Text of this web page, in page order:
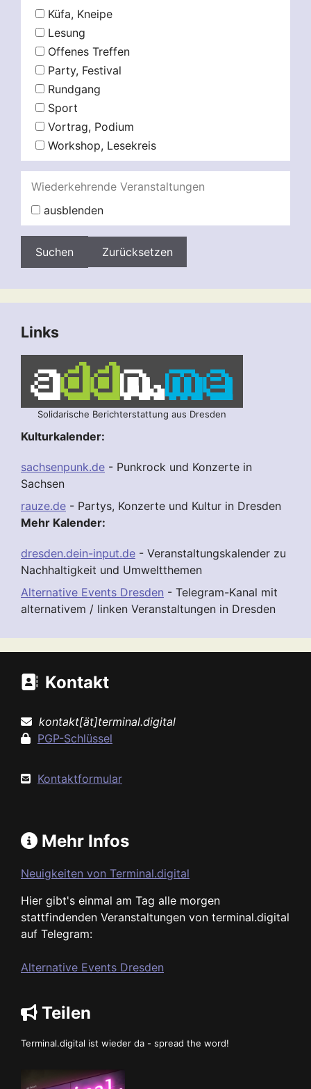
Küfa, Kneipe
Lesung
Offenes Treffen
Party, Festival
Rundgang
Sport
Vortrag, Podium
Workshop, Lesekreis
Wiederkehrende Veranstaltungen
ausblenden
Zurücksetzen
Links
Solidarische Berichterstattung aus Dresden
Kulturkalender:
sachsenpunk.de - Punkrock und Konzerte in
Sachsen
rauze.de - Partys, Konzerte und Kultur in Dresden
Mehr Kalender:
dresden.dein-input.de - Veranstaltungskalender zu
Nachhaltigkeit und Umweltthemen
Alternative Events Dresden - Telegram-Kanal mit
alternativem / linken Veranstaltungen in Dresden
Kontakt
kontakt[ät]terminal.digital
PGP-Schlüssel
Kontaktformular
Mehr Infos
Neuigkeiten von Terminal.digital
Hier gibt's einmal am Tag alle morgen
stattfindenden Veranstaltungen von terminal.digital
auf Telegram:
Alternative Events Dresden
Teilen
Terminal.digital ist wieder da - spread the word!